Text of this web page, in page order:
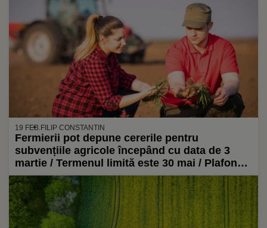
19 FEB.FILIP CONSTANTIN
Fermierii pot depune cererile pentru
subvențiile agricole începând cu data de 3
martie / Termenul limită este 30 mai / Plafonul
financiar anual acordat României pentru plăți
directe de la bugetul european este de
aproximativ 2 miliarde de euro